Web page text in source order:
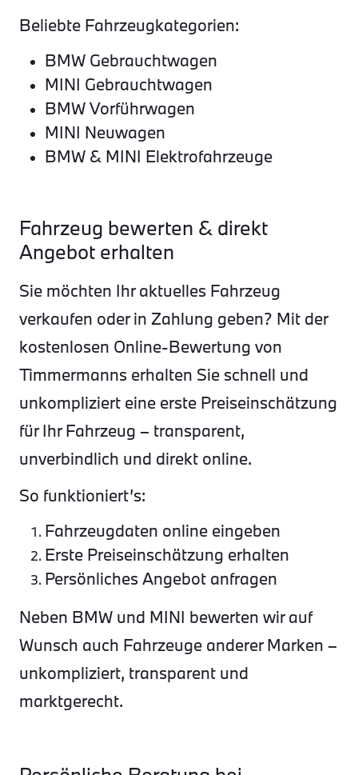
Beliebte Fahrzeugkategorien:
BMW Gebrauchtwagen
MINI Gebrauchtwagen
BMW Vorführwagen
MINI Neuwagen
BMW & MINI Elektrofahrzeuge
Fahrzeug bewerten & direkt
Angebot erhalten
Sie möchten Ihr aktuelles Fahrzeug
verkaufen oder in Zahlung geben? Mit der
kostenlosen Online-Bewertung von
Timmermanns erhalten Sie schnell und
unkompliziert eine erste Preiseinschätzung
für Ihr Fahrzeug – transparent,
unverbindlich und direkt online.
So funktioniert’s:
Fahrzeugdaten online eingeben
Erste Preiseinschätzung erhalten
Persönliches Angebot anfragen
Neben BMW und MINI bewerten wir auf
Wunsch auch Fahrzeuge anderer Marken –
unkompliziert, transparent und
marktgerecht.